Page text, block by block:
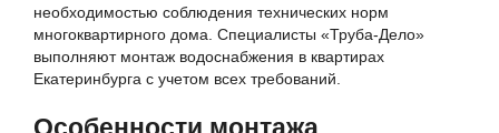
необходимостью соблюдения технических норм
многоквартирного дома. Специалисты «Труба-Дело»
выполняют монтаж водоснабжения в квартирах
Екатеринбурга с учетом всех требований.